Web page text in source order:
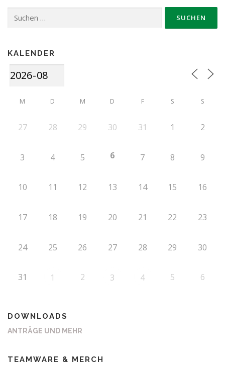
nach:
KALENDER
M D M D F S S
27 28 29 30 31 1 2
3 4 5 6 7 8 9
10 11 12 13 14 15 16
17 18 19 20 21 22 23
24 25 26 27 28 29 30
31 1 2 3 4 5 6
DOWNLOADS
ANTRÄGE UND MEHR
TEAMWARE & MERCH